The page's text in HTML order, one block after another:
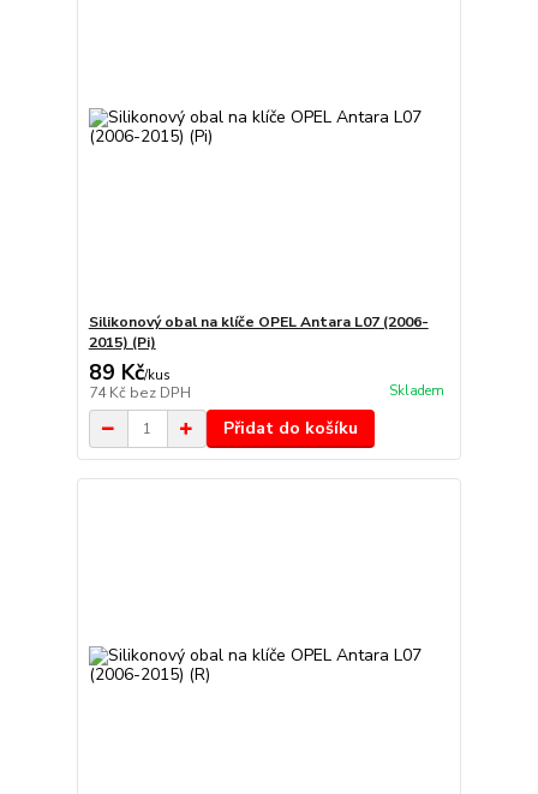
Silikonový obal na klíče OPEL Antara L07 (2006-
2015) (Pi)
89 Kč/kus
74 Kč bez DPH Skladem
Přidat do košíku